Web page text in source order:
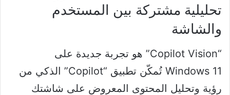
تحليلية مشتركة بين المستخدم
والشاشة
“Copilot Vision” هو تجربة جديدة على
Windows 11 تُمكّن تطبيق “Copilot” الذكي من
رؤية وتحليل المحتوى المعروض على شاشتك